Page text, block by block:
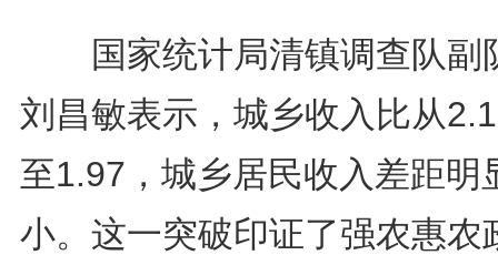
国家统计局清镇调查队副
刘昌敏表示，城乡收入比从
至1.97，城乡居民收入差距明
小。这一突破印证了强农惠农